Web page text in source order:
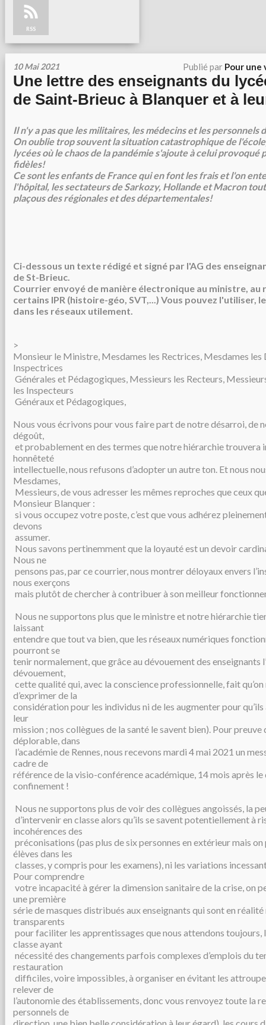
RSS
10 Mai 2021 Publié par Pour une
Une lettre des enseignants du
de Saint-Brieuc à Blanquer et à
Il n'y a pas que les militaires, les médecins et les personnels
On oublie trop souvent la situation catastrophique de
lycées où le chaos de la pandémie s'ajoute à celui provoqué
fidèles!
Ce sont les enfants de France qui en font les frais et l'on
l'hôpital, les sectateurs de Sarkozy, Hollande et Macron
plaçous des régionales et des départementales!
Ci-dessous un texte rédigé et signé par l'AG des
de St-Brieuc.
Courrier envoyé de manière électronique au ministre, au
certains IPR (histoire-géo, SVT,...) Vous pouvez l'utiliser,
dans les réseaux utilement.
>
Monsieur le Ministre, Mesdames les Rectrices, Mesdames les
Inspectrices
Générales et Pédagogiques, Messieurs les Recteurs,
les Inspecteurs
Généraux et Pédagogiques,
Nous vous écrivons pour vous faire part de notre désarroi, de
dégoût,
et probablement en des termes que notre hiérarchie trouvera
honnêteté
intellectuelle, nous refusons d’adopter un autre ton. Et nous
Mesdames,
Messieurs, de vous adresser les mêmes reproches que ceux
Monsieur Blanquer :
si vous occupez votre poste, c’est que vous adhérez
devons
assumer.
Nous savons pertinemment que la loyauté est un devoir
Nous ne
pensons pas, par ce courrier, nous montrer déloyaux envers
nous exerçons
mais plutôt de chercher à contribuer à son meilleur
Nous ne supportons plus que le ministre et notre hiérarchie
laissant
entendre que tout va bien, que les réseaux numériques
pourront se
tenir normalement, que grâce au dévouement des enseignants
dévouement,
cette qualité qui, avec la conscience professionnelle, fait qu’on
d’exprimer de la
considération pour les individus ni de les augmenter pour
leur
mission ; nos collègues de la santé le savent bien). Pour preuve
déplorable, dans
l’académie de Rennes, nous recevons mardi 4 mai 2021 un
cadre de
référence de la visio-conférence académique, 14 mois après
confinement !
Nous ne supportons plus de voir des collègues angoissés, la
d’intervenir en classe alors qu’ils se savent potentiellement à
incohérences des
préconisations (pas plus de six personnes en extérieur mais on
élèves dans les
classes, y compris pour les examens), ni les variations
Pour comprendre
votre incapacité à gérer la dimension sanitaire de la crise, on
une première
série de masques distribués aux enseignants qui sont en
transparents
pour faciliter les apprentissages que nous attendons toujours,
classe ayant
nécessité des changements parfois complexes d’emplois du
restauration
difficiles, voire impossibles, à organiser en évitant les
relever de
l’autonomie des établissements, donc vous renvoyez toute la
personnels de